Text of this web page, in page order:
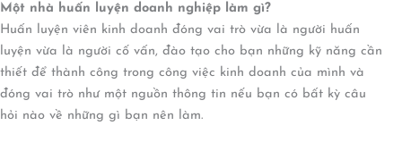
Một nhà huấn luyện doanh nghiệp làm gì?
Huấn luyện viên kinh doanh đóng vai trò vừa là người huấn
luyện vừa là người cố vấn, đào tạo cho bạn những kỹ năng cần
thiết để thành công trong công việc kinh doanh của mình và
đóng vai trò như một nguồn thông tin nếu bạn có bất kỳ câu
hỏi nào về những gì bạn nên làm.